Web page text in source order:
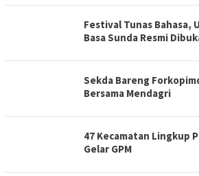
Festival Tunas Bahasa,
Basa Sunda Resmi
Sekda Bareng
Bersama Mendagri
47 Kecamatan Lingkup
Gelar GPM